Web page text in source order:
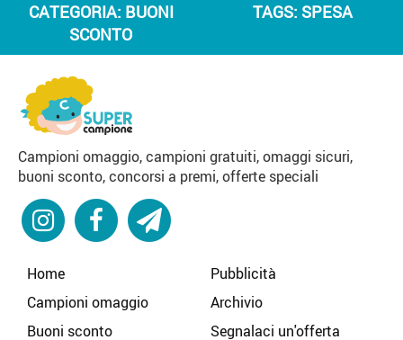
CATEGORIA: BUONI
SCONTO
TAGS: SPESA
Campioni omaggio, campioni gratuiti, omaggi sicuri,
buoni sconto, concorsi a premi, offerte speciali
Home
Campioni omaggio
Buoni sconto
Pubblicità
Archivio
Segnalaci un'offerta